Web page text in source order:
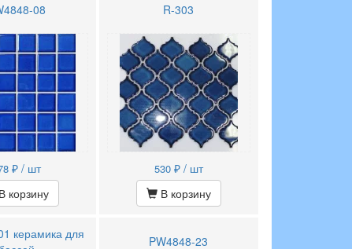
08
₽ / шт
корзину
R-303
530₽ / шт
В корзину
керамика для
PW4848-23